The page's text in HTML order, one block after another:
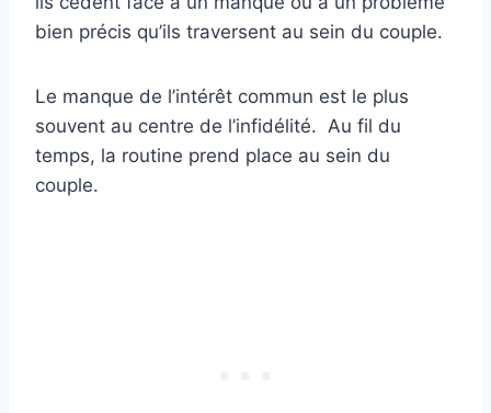
bien précis qu’ils traversent au sein du couple.
Le manque de l’intérêt commun est le plus
souvent au centre de l’infidélité. Au fil du
temps, la routine prend place au sein du
couple.